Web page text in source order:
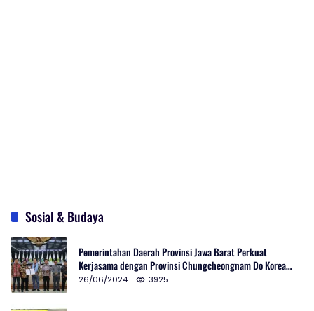
Sosial & Budaya
Pemerintahan Daerah Provinsi Jawa Barat Perkuat
Kerjasama dengan Provinsi Chungcheongnam Do Korea
Selatan
26/06/2024 3925